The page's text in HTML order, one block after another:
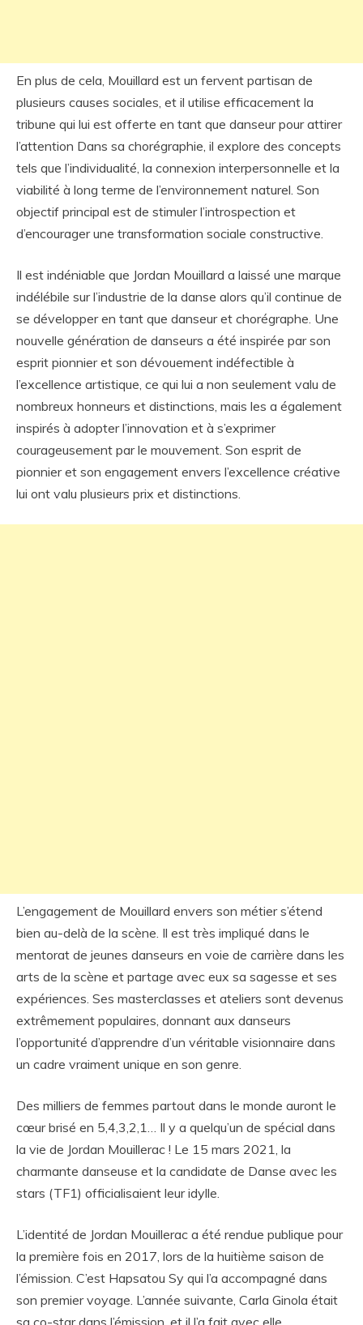
En plus de cela, Mouillard est un fervent partisan de
plusieurs causes sociales, et il utilise efficacement la
tribune qui lui est offerte en tant que danseur pour attirer
l’attention Dans sa chorégraphie, il explore des concepts
tels que l’individualité, la connexion interpersonnelle et la
viabilité à long terme de l’environnement naturel. Son
objectif principal est de stimuler l’introspection et
d’encourager une transformation sociale constructive.
Il est indéniable que Jordan Mouillard a laissé une marque
indélébile sur l’industrie de la danse alors qu’il continue de
se développer en tant que danseur et chorégraphe. Une
nouvelle génération de danseurs a été inspirée par son
esprit pionnier et son dévouement indéfectible à
l’excellence artistique, ce qui lui a non seulement valu de
nombreux honneurs et distinctions, mais les a également
inspirés à adopter l’innovation et à s’exprimer
courageusement par le mouvement. Son esprit de
pionnier et son engagement envers l’excellence créative
lui ont valu plusieurs prix et distinctions.
L’engagement de Mouillard envers son métier s’étend
bien au-delà de la scène. Il est très impliqué dans le
mentorat de jeunes danseurs en voie de carrière dans les
arts de la scène et partage avec eux sa sagesse et ses
expériences. Ses masterclasses et ateliers sont devenus
extrêmement populaires, donnant aux danseurs
l’opportunité d’apprendre d’un véritable visionnaire dans
un cadre vraiment unique en son genre.
Des milliers de femmes partout dans le monde auront le
cœur brisé en 5,4,3,2,1… Il y a quelqu’un de spécial dans
la vie de Jordan Mouillerac ! Le 15 mars 2021, la
charmante danseuse et la candidate de Danse avec les
stars (TF1) officialisaient leur idylle.
L’identité de Jordan Mouillerac a été rendue publique pour
la première fois en 2017, lors de la huitième saison de
l’émission. C’est Hapsatou Sy qui l’a accompagné dans
son premier voyage. L’année suivante, Carla Ginola était
sa co-star dans l’émission, et il l’a fait avec elle.